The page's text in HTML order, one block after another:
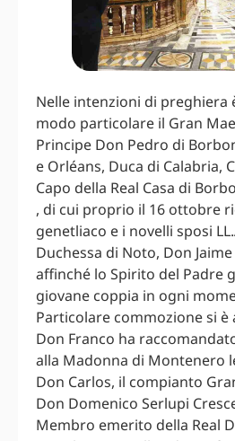
Nelle intenzioni di preghiera
modo particolare il Gran
Principe Don Pedro di
e Orléans, Duca di Calabria,
Capo della Real Casa di
, di cui proprio il 16 ottobre
genetliaco e i novelli sposi
Duchessa di Noto, Don
affinché lo Spirito del Padre
giovane coppia in ogni
Particolare commozione si
Don Franco ha
alla Madonna di Montenero
Don Carlos, il compianto
Don Domenico Serlupi
Membro emerito della Real